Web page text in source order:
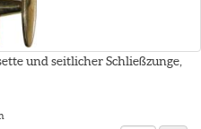
und seitlicher Schließzunge,